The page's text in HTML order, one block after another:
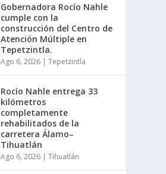
Gobernadora Rocío Nahle
cumple con la
construcción del Centro de
Atención Múltiple en
Tepetzintla.
Ago 6, 2026 |Tepetzintla
Rocío Nahle entrega 33
kilómetros
completamente
rehabilitados de la
carretera Álamo–
Tihuatlán
Ago 6, 2026 |Tihuatlán